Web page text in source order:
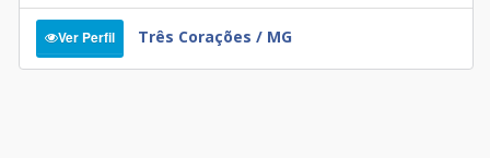
Ver Perfil Três Corações / MG